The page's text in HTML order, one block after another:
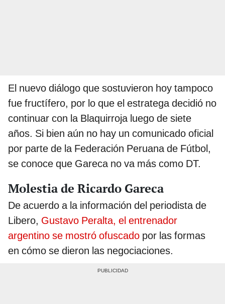
El nuevo diálogo que sostuvieron hoy tampoco
fue fructífero, por lo que el estratega decidió no
continuar con la Blaquirroja luego de siete
años. Si bien aún no hay un comunicado oficial
por parte de la Federación Peruana de Fútbol,
se conoce que Gareca no va más como DT.
Molestia de Ricardo Gareca
De acuerdo a la información del periodista de
Libero, Gustavo Peralta, el entrenador
argentino se mostró ofuscado por las formas
en cómo se dieron las negociaciones.